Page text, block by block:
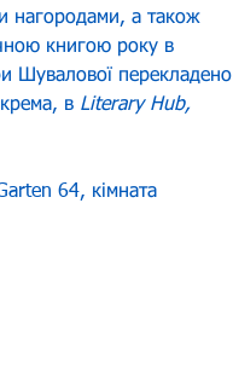
нагородами, а також
книгою року в
Шувалової перекладено
в Literary Hub,
64, кімната